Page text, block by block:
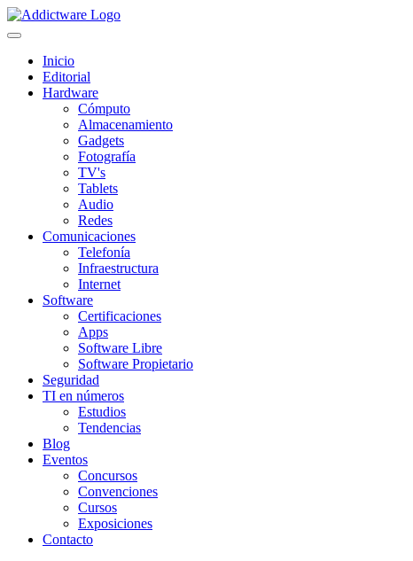
Inicio
Editorial
Hardware
Cómputo
Almacenamiento
Gadgets
Fotografía
TV's
Tablets
Audio
Redes
Comunicaciones
Telefonía
Infraestructura
Internet
Software
Certificaciones
Apps
Software Libre
Software Propietario
Seguridad
TI en números
Estudios
Tendencias
Blog
Eventos
Concursos
Convenciones
Cursos
Exposiciones
Contacto